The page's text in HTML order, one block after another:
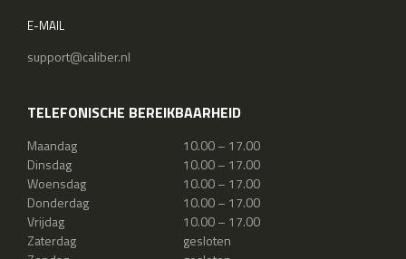
E-MAIL
support@caliber.nl
TELEFONISCHE BEREIKBAARHEID
Maandag
10.00 – 17.00
Dinsdag
10.00 – 17.00
Woensdag
10.00 – 17.00
Donderdag
10.00 – 17.00
Vrijdag
10.00 – 17.00
Zaterdag
gesloten